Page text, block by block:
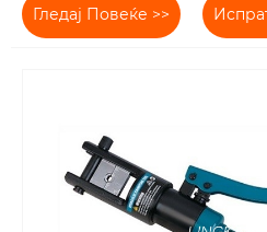
Гледај Повеќе >>